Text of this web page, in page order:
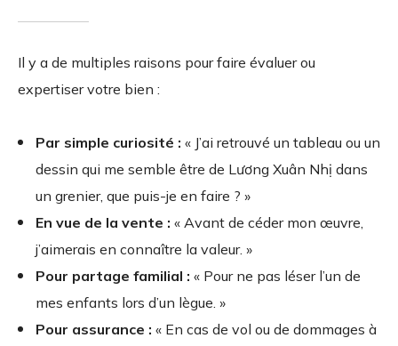
Il y a de multiples raisons pour faire évaluer ou
expertiser votre bien :
Par simple curiosité : « J’ai retrouvé un tableau ou un
dessin qui me semble être de Lương Xuân Nhị dans
un grenier, que puis-je en faire ? »
En vue de la vente : « Avant de céder mon œuvre,
j’aimerais en connaître la valeur. »
Pour partage familial : « Pour ne pas léser l’un de
mes enfants lors d’un lègue. »
Pour assurance : « En cas de vol ou de dommages à